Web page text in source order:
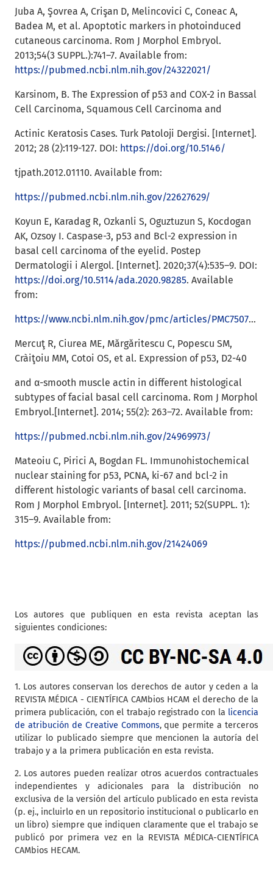
Juba A, Şovrea A, Crişan D, Melincovici C, Coneac A,
Badea M, et al. Apoptotic markers in photoinduced
cutaneous carcinoma. Rom J Morphol Embryol.
2013;54(3 SUPPL.):741–7. Available from:
https://pubmed.ncbi.nlm.nih.gov/24322021/
Karsinom, B. The Expression of p53 and COX-2 in Bassal
Cell Carcinoma, Squamous Cell Carcinoma and
Actinic Keratosis Cases. Turk Patoloji Dergisi. [Internet].
2012; 28 (2):119-127. DOI: https://doi.org/10.5146/
tjpath.2012.01110. Available from:
https://pubmed.ncbi.nlm.nih.gov/22627629/
Koyun E, Karadag R, Ozkanli S, Oguztuzun S, Kocdogan
AK, Ozsoy I. Caspase-3, p53 and Bcl-2 expression in
basal cell carcinoma of the eyelid. Postep
Dermatologii i Alergol. [Internet]. 2020;37(4):535–9. DOI:
https://doi.org/10.5114/ada.2020.98285. Available
from:
https://www.ncbi.nlm.nih.gov/pmc/articles/PMC7507160/
Mercuţ R, Ciurea ME, Mǎrgǎritescu C, Popescu SM,
Cràiţoiu MM, Cotoi OS, et al. Expression of p53, D2-40
and α-smooth muscle actin in different histological
subtypes of facial basal cell carcinoma. Rom J Morphol
Embryol.[Internet]. 2014; 55(2): 263–72. Available from:
https://pubmed.ncbi.nlm.nih.gov/24969973/
Mateoiu C, Pirici A, Bogdan FL. Immunohistochemical
nuclear staining for p53, PCNA, ki-67 and bcl-2 in
different histologic variants of basal cell carcinoma.
Rom J Morphol Embryol. [Internet]. 2011; 52(SUPPL. 1):
315–9. Available from:
https://pubmed.ncbi.nlm.nih.gov/21424069
Los autores que publiquen en esta revista aceptan las
siguientes condiciones:
1. Los autores conservan los derechos de autor y ceden a la
REVISTA MÉDICA - CIENTÍFICA CAMbios HCAM el derecho de la
primera publicación, con el trabajo registrado con la licencia
de atribución de Creative Commons, que permite a terceros
utilizar lo publicado siempre que mencionen la autoría del
trabajo y a la primera publicación en esta revista.
2. Los autores pueden realizar otros acuerdos contractuales
independientes y adicionales para la distribución no
exclusiva de la versión del artículo publicado en esta revista
(p. ej., incluirlo en un repositorio institucional o publicarlo en
un libro) siempre que indiquen claramente que el trabajo se
publicó por primera vez en la REVISTA MÉDICA-CIENTÍFICA
CAMbios HECAM.